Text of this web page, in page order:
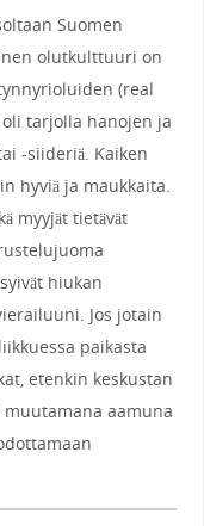
Suomen
olutkulttuuri on
(real
tarjolla hanojen ja
-siideriä. Kaiken
hyviä ja maukkaita.
myyjät tietävät
hiukan
Jos jotain
paikasta
etenkin keskustan
aamuna